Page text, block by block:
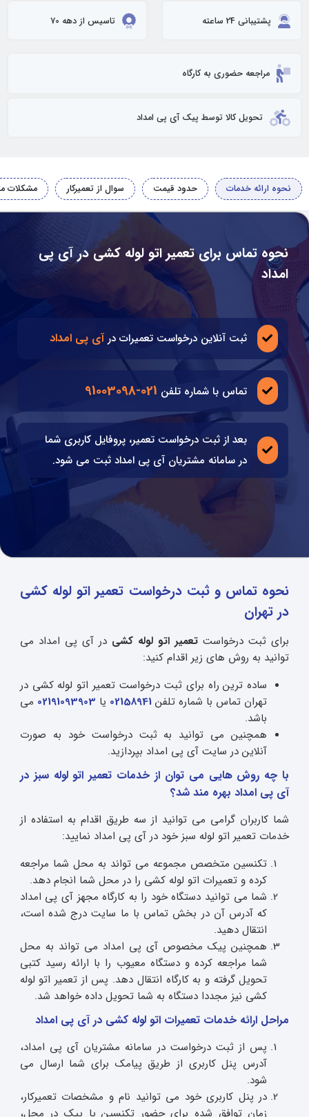
پشتیبانی 24 ساعته تاسیس از دهه 70
مراجعه حضوری به کارگاه
تحویل کالا توسط پیک آی پی امداد
نحوه ارائه خدمات حدود قیمت سوال از تعمیرکار مشکلات
نحوه تماس و ثبت درخواست تعمیر اتو لوله کشی
در تهران
برای ثبت درخواست تعمیر اتو لوله کشی در آی پی امداد می
توانید به روش های زیر اقدام کنید:
ساده ترین راه برای ثبت درخواست تعمیر اتو لوله کشی در
تهران تماس با شماره تلفن 02158941 یا 02191093903 می
باشد.
همچنین می توانید به ثبت درخواست خود به صورت
آنلاین در سایت آی پی امداد بپردازید.
با چه روش هایی می توان از خدمات تعمیر اتو لوله سبز در
آی پی امداد بهره مند شد؟
شما کاربران گرامی می توانید از سه طریق اقدام به استفاده از
خدمات تعمیر اتو لوله سبز خود در آی پی امداد نمایید:
تکنسین متخصص مجموعه می تواند به محل شما مراجعه
کرده و تعمیرات اتو لوله کشی را در محل شما انجام دهد.
شما می توانید دستگاه خود را به کارگاه مجهز آی پی امداد
که آدرس آن در بخش تماس با ما سایت درج شده است،
انتقال دهید.
همچنین پیک مخصوص آی پی امداد می تواند به محل
شما مراجعه کرده و دستگاه معیوب را با ارائه رسید کتبی
تحویل گرفته و به کارگاه انتقال دهد. پس از تعمیر اتو لوله
کشی نیز مجددا دستگاه به شما تحویل داده خواهد شد.
مراحل ارائه خدمات تعمیرات اتو لوله کشی در آی پی امداد
پس از ثبت درخواست در سامانه مشتریان آی پی امداد،
آدرس پنل کاربری از طریق پیامک برای شما ارسال می
شود.
در پنل کاربری خود می توانید نام و مشخصات تعمیرکار،
نحوه تماس برای تعمیر اتو لوله کشی در آی پی
امداد
ثبت آنلاین درخواست تعمیرات درآی پی امداد
تماس با شماره تلفن 021-91003098
بعد از ثبت درخواست تعمیر، پروفایل کاربری شما
در سامانه مشتریان آی پی امداد ثبت می شود.